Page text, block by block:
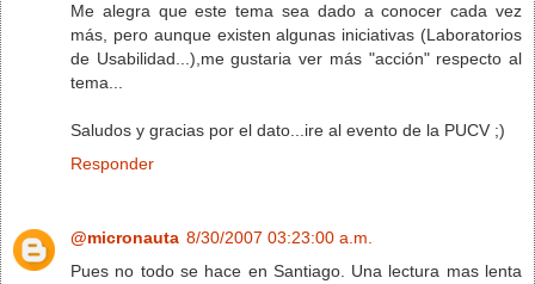
Me alegra que este tema sea dado a conocer cada vez
más, pero aunque existen algunas iniciativas (Laboratorios
de Usabilidad...),me gustaria ver más "acción" respecto al
tema...
Saludos y gracias por el dato...ire al evento de la PUCV ;)
Responder
@micronauta 8/30/2007 03:23:00 a.m.
Pues no todo se hace en Santiago. Una lectura mas lenta